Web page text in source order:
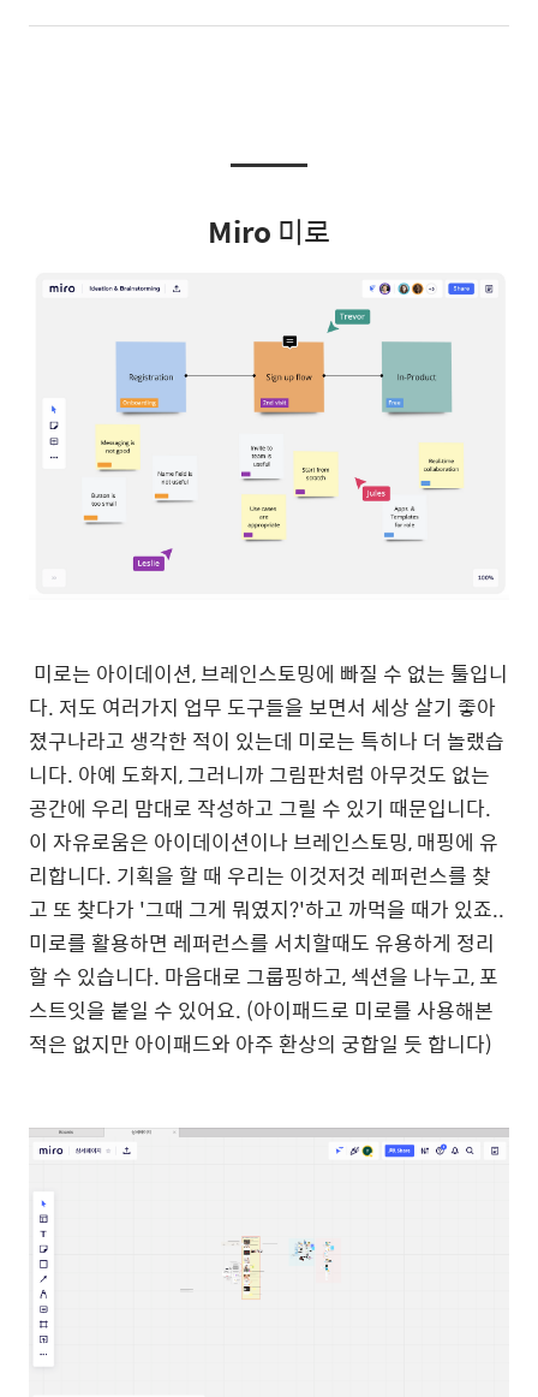
Miro 미로
미로는 아이데이션, 브레인스토밍에 빠질 수 없는 툴입니
다. 저도 여러가지 업무 도구들을 보면서 세상 살기 좋아
졌구나라고 생각한 적이 있는데 미로는 특히나 더 놀랬습
니다. 아예 도화지, 그러니까 그림판처럼 아무것도 없는
공간에 우리 맘대로 작성하고 그릴 수 있기 때문입니다.
이 자유로움은 아이데이션이나 브레인스토밍, 매핑에 유
리합니다. 기획을 할 때 우리는 이것저것 레퍼런스를 찾
고 또 찾다가 '그때 그게 뭐였지?'하고 까먹을 때가 있죠..
미로를 활용하면 레퍼런스를 서치할때도 유용하게 정리
할 수 있습니다. 마음대로 그룹핑하고, 섹션을 나누고, 포
스트잇을 붙일 수 있어요. (아이패드로 미로를 사용해본
적은 없지만 아이패드와 아주 환상의 궁합일 듯 합니다)